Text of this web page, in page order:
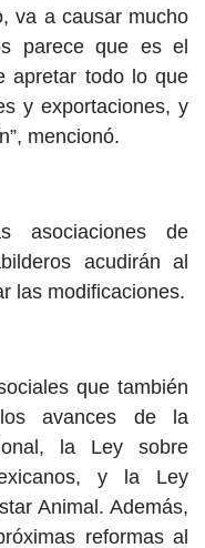
va a causar mucho
parece que es el
apretar todo lo que
y exportaciones, y
mencionó.
asociaciones de
acudirán al
las modificaciones.
que también
avances de la
la Ley sobre
y la Ley
Animal. Además,
reformas al